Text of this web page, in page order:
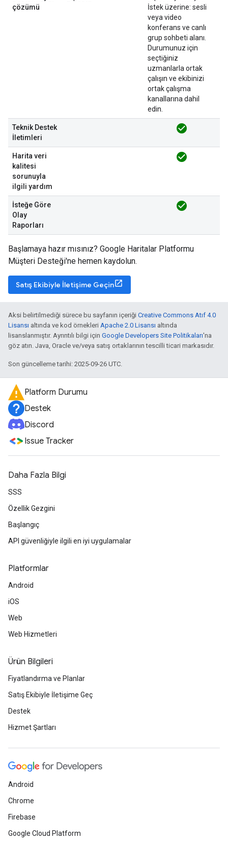
çözümü
İstek üzerine: sesli
veya video
konferans ve canlı
grup sohbeti alanı.
Durumunuz için
seçtiğiniz
uzmanlarla ortak
çalışın ve ekibinizi
ortak çalışma
kanallarına dahil
edin.
Teknik Destek
İletimleri
check_circle
Harita veri
kalitesi
sorunuyla
ilgili yardım
check_circle
İsteğe Göre
Olay
Raporları
check_circle
Başlamaya hazır mısınız? Google Haritalar Platformu
Müşteri Desteği'ne hemen kaydolun.
Satış Ekibiyle İletişime Geçin
Aksi belirtilmediği sürece bu sayfanın içeriği Creative Commons Atıf 4.0
Lisansı altında ve kod örnekleri Apache 2.0 Lisansı altında
lisanslanmıştır. Ayrıntılı bilgi için Google Developers Site Politikaları'na
göz atın. Java, Oracle ve/veya satış ortaklarının tescilli ticari markasıdır.
Son güncelleme tarihi: 2025-09-26 UTC.
Platform Durumu
Destek
Discord
Issue Tracker
Daha Fazla Bilgi
SSS
Özellik Gezgini
Başlangıç
API güvenliğiyle ilgili en iyi uygulamalar
Platformlar
Android
iOS
Web
Web Hizmetleri
Ürün Bilgileri
Fiyatlandırma ve Planlar
Satış Ekibiyle İletişime Geç
Destek
Hizmet Şartları
Android
Chrome
Firebase
Google Cloud Platform